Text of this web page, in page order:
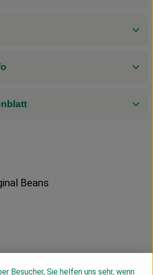
Beans
Besucher, Sie helfen uns sehr, wenn